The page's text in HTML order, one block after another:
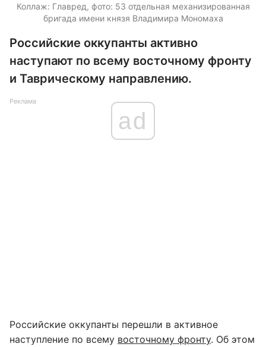
Коллаж: Главред, фото: 53 отдельная механизированная
бригада имени князя Владимира Мономаха
Российские оккупанты активно
наступают по всему восточному фронту
и Таврическому направлению.
Реклама
ad
Российские оккупанты перешли в активное
наступление по всему восточному фронту. Об этом